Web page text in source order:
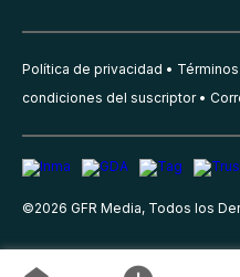
Política de privacidad
condiciones del suscriptor
©2026 GFR Media, Todos los